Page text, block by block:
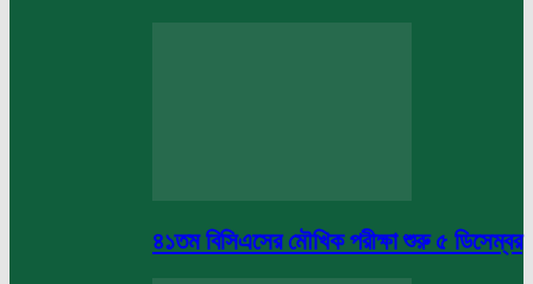
৪১তম বিসিএসের মৌখিক পরীক্ষা শুরু ৫ ডিসেম্বর